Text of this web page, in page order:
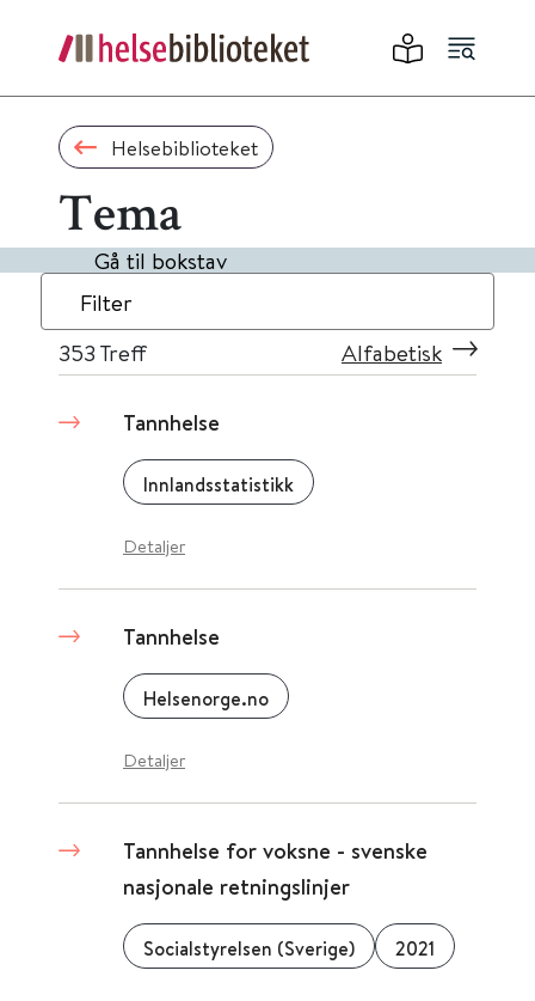
Helsebiblioteket
Tema
Gå til bokstav
Filter
353 Treff Alfabetisk
Tannhelse
Innlandsstatistikk
Detaljer
Tannhelse
Helsenorge.no
Detaljer
Tannhelse for voksne - svenske
nasjonale retningslinjer
Socialstyrelsen (Sverige) 2021